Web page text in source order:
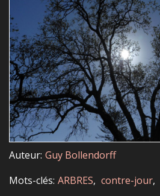
Auteur Guy Bollendorff
Mots-clés ARBRES contre-jour